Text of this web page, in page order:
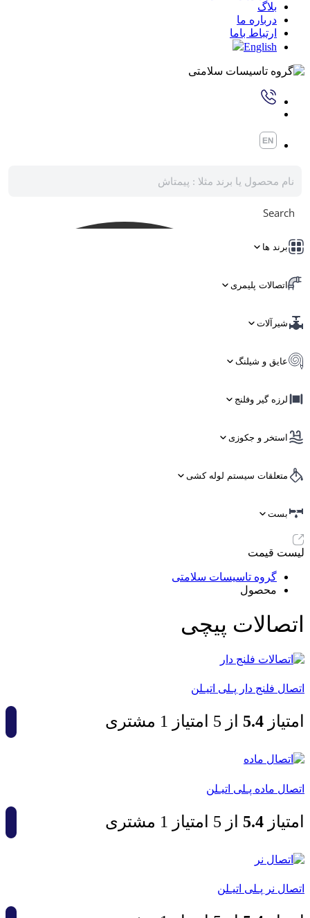
بلاگ
درباره ما
ارتباط باما
English
Search
برند ها
اتصالات پلیمری
شیرآلات
عایق و شیلنگ
لرزه گیر وفلنج
استخر و جکوزی
متعلقات سیستم لوله کشی
بست
لیست قیمت
گروه تاسیسات سلامتی
محصول
اتصالات پیچی
اتصال فلنج دار پـلی اتیـلن
امتیاز 4.5 از 5 امتیاز 1 مشتری
اتصال ماده پـلی اتیـلن
امتیاز 4.5 از 5 امتیاز 1 مشتری
اتصال نر پـلی اتیـلن